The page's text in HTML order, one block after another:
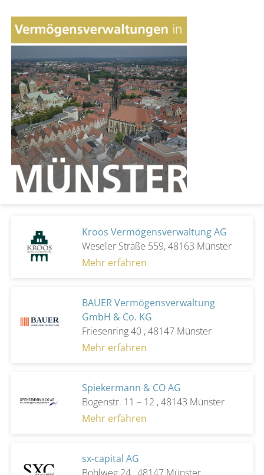
Kroos Vermögensverwaltung AG
Weseler Straße 559, 48163 Münster
Mehr erfahren
BAUER Vermögensverwaltung
GmbH & Co. KG
Friesenring 40 , 48147 Münster
Mehr erfahren
Spiekermann & CO AG
Bogenstr. 11 – 12 , 48143 Münster
Mehr erfahren
sx-capital AG